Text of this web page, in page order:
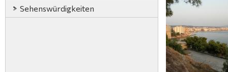
Sehenswürdigkeiten